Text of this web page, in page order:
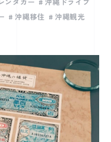
ンタカー
沖縄ドライブ
沖縄移住
沖縄観光